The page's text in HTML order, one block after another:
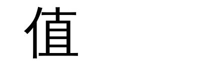
值